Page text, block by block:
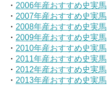
・ 2006年産おすすめ史実馬
・ 2007年産おすすめ史実馬
・ 2008年産おすすめ史実馬
・ 2009年産おすすめ史実馬
・ 2010年産おすすめ史実馬
・ 2011年産おすすめ史実馬
・ 2012年産おすすめ史実馬
・ 2013年産おすすめ史実馬